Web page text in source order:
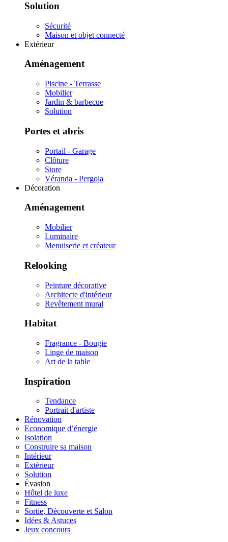
Solution
Sécurité
Maison et objet connecté
Extérieur
Aménagement
Piscine - Terrasse
Mobilier
Jardin & barbecue
Solution
Portes et abris
Portail - Garage
Clôture
Store
Véranda - Pergola
Décoration
Aménagement
Mobilier
Luminaire
Menuiserie et créateur
Relooking
Peinture décorative
Architecte d'intérieur
Revêtement mural
Habitat
Fragrance - Bougie
Linge de maison
Art de la table
Inspiration
Tendance
Portrait d'artiste
Rénovation
Economique d’énergie
Isolation
Construire sa maison
Intérieur
Extérieur
Solution
Évasion
Hôtel de luxe
Fitness
Sortie, Découverte et Salon
Idées & Astuces
Jeux concours